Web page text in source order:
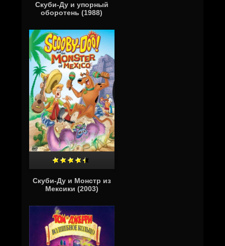
Скуби-Ду и упорный
оборотень (1988)
Скуби-Ду и Монстр из
Мексики (2003)